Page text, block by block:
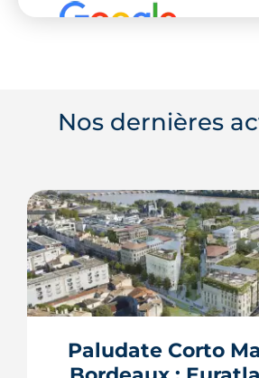
Nos dernières
Paludate Corto